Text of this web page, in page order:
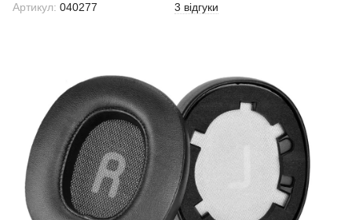
Артикул: 040277 3 відгуки